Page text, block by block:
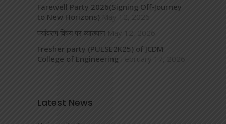
Farewell Party 2026(Signing Off-Journey
to New Horizons) May 12, 2026
पर्यावरण विषय पर व्याख्यान May 12, 2026
Fresher party (PULSE2K25) of JCDM
College of Engineering February 17, 2026
Latest News